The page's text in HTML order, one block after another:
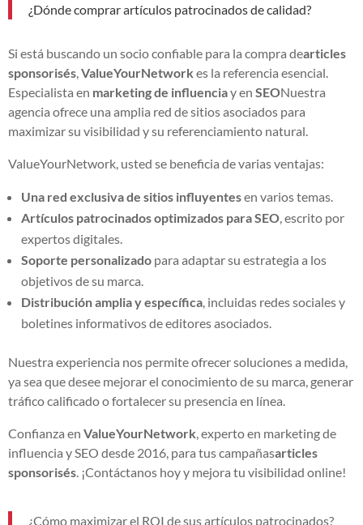
¿Dónde comprar artículos patrocinados de calidad?
Si está buscando un socio confiable para la compra dearticles
sponsorisés ValueYourNetwork es la referencia esencial.
Especialista en marketing de influenciay en SEONuestra
agencia ofrece una amplia red de sitios asociados para
maximizar su visibilidad y su referenciamiento natural.
ValueYourNetwork, usted se beneficia de varias ventajas:
Una red exclusiva de sitios influyentesen varios temas.
Artículos patrocinados optimizados para SEO , escrito por
expertos digitales.
Soporte personalizado para adaptar su estrategia a los
objetivos de su marca.
Distribución amplia y específica , incluidas redes sociales y
boletines informativos de editores asociados.
Nuestra experiencia nos permite ofrecer soluciones a medida,
ya sea que desee mejorar el conocimiento de su marca, generar
tráfico calificado o fortalecer su presencia en línea.
Confianza en ValueYourNetwork , experto en marketing de
influencia y SEO desde 2016, para tus campañasarticles
sponsorisés . ¡Contáctanos hoy y mejora tu visibilidad online!
¿Cómo maximizar el ROI de sus artículos patrocinados?